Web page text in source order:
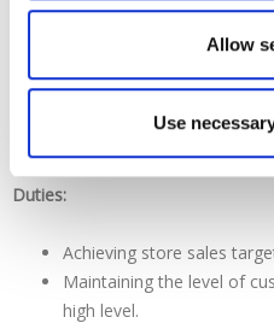
Allow
Use
If you love getting into the
epic dishes and all this with
foodhaus lover and we want
on our fresh food by applying
Duties:
Achieving store sales
Maintaining the level of
high level.